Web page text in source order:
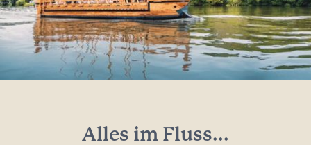
Alles im Fluss...